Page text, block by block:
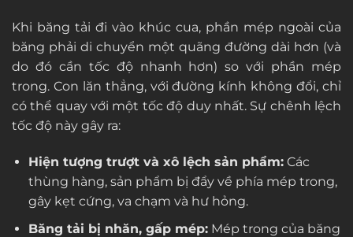
Khi băng tải đi vào khúc cua, phần mép ngoài của
băng phải di chuyển một quãng đường dài hơn (và
do đó cần tốc độ nhanh hơn) so với phần mép
trong. Con lăn thẳng, với đường kính không đổi, chỉ
có thể quay với một tốc độ duy nhất. Sự chênh lệch
tốc độ này gây ra:
Hiện tượng trượt và xô lệch sản phẩm:Các
thùng hàng, sản phẩm bị đẩy về phía mép trong,
gây kẹt cứng, va chạm và hư hỏng.
Băng tải bị nhăn, gấp mép:Mép trong của băng